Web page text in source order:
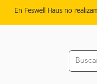
En Feswell Haus no